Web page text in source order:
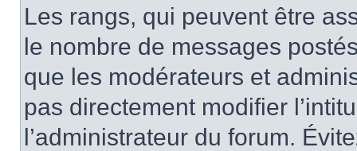
Les rangs, qui peuvent être
le nombre de messages
que les modérateurs et
pas directement modifier
l’administrateur du forum.